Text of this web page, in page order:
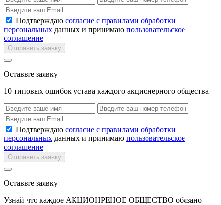
Подтверждаю согласие с правилами обработки
персональных данных и принимаю пользовательское
соглашение
Отправить заявку
Оставьте заявку
10 типовых ошибок устава каждого акционерного общества
Подтверждаю согласие с правилами обработки
персональных данных и принимаю пользовательское
соглашение
Отправить заявку
Оставьте заявку
Узнай что каждое АКЦИОНРЕНОЕ ОБЩЕСТВО обязано